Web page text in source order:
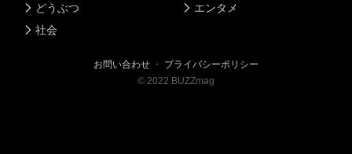
どうぶつ
社会
エンタメ
お問い合わせ ・ プライバシーポリシー
© 2022 BUZZmag